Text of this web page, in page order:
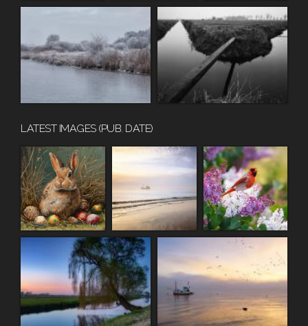
LATEST IMAGES (PUB. DATE)